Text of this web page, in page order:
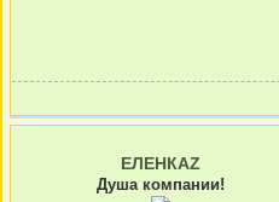
ЕЛЕНКАZ
Душа компании!